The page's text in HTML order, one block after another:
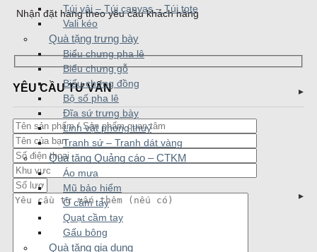
Túi vải – Túi canvas – Túi tote
Vali kéo
Quà tặng trưng bày
Biểu chưng pha lê
Biểu chưng gỗ
Biểu chưng đồng
Bộ số pha lê
Đĩa sứ trưng bày
Linh vật phong thuỷ
Tranh sứ – Tranh dát vàng
Quà tặng Quảng cáo – CTKM
Áo mưa
Mũ bảo hiểm
Ô cầm tay
Quạt cầm tay
Gấu bông
Quà tặng gia dụng
Nhận đặt hàng theo yêu cầu khách hàng
YÊU CẦU TƯ VẤN